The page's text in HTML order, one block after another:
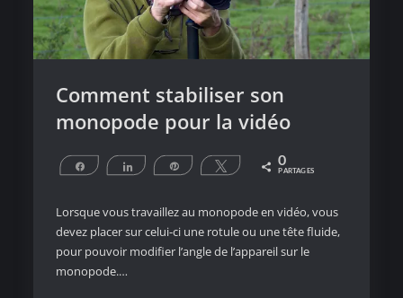
Comment stabiliser son
monopode pour la vidéo
Partagez Partagez Épingle Tweetez 0
PARTAGES
Lorsque vous travaillez au monopode en vidéo, vous
devez placer sur celui-ci une rotule ou une tête fluide,
pour pouvoir modifier l’angle de l’appareil sur le
monopode.…